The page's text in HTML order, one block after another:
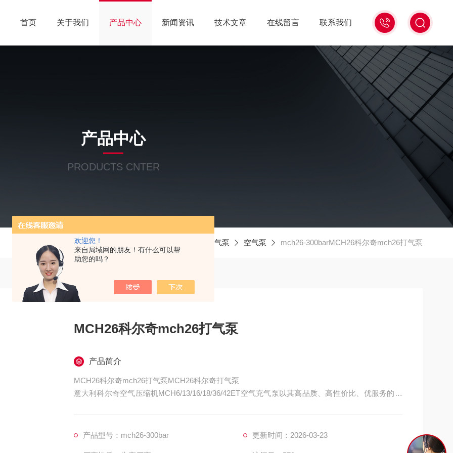
欢迎您！
来自局域网的朋友！有什么可以帮
助您的吗？
15006471345
首页 关于我们 产品中心 新闻资讯 技术文章 在线留言 联系我们
产品中心
PRODUCTS CNTER
当前位置：首页 科尔奇呼吸空气充气泵 空气泵 mch26-300barMCH26科尔奇mch26打气泵
MCH26科尔奇mch26打气泵
产品简介
MCH26科尔奇mch26打气泵MCH26科尔奇打气泵
意大利科尔奇空气压缩机MCH6/13/16/18/36/42ET空气充气泵以其高品质、高性价比、优服务的特
产品型号：mch26-300bar 更新时间：2026-03-23